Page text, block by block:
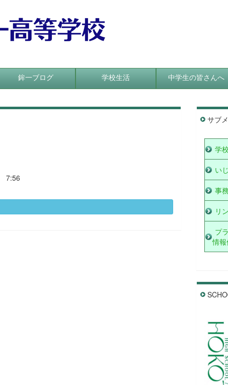
鉾一ブログ 学校生活 中学生の皆さんへ
7:56
サブ
学
い
事
リ
プ
情報